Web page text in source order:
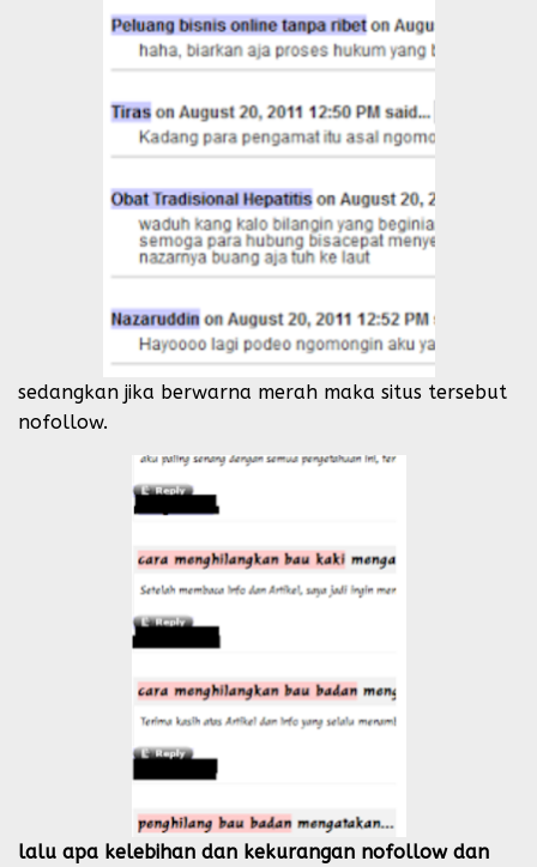
sedangkan jika berwarna merah maka situs tersebut
nofollow.
lalu apa kelebihan dan kekurangan nofollow dan